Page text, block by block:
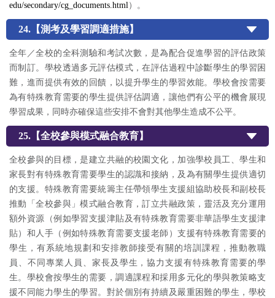
edu/secondary/cg_documents.html）。
24.【測考及學習調適措施】
全年／全校的全科測驗和考試次數，是為配合促進學習的評估政策
而制訂。學校透過多元評估模式，在評估過程中診斷學生的學習困
難，進而提供有效的回饋，以提升學生的學習效能。學校會按需要
為有特殊教育需要的學生提供評估調適，讓他們有公平的機會展現
學習成果，同時亦確保這些安排不會對其他學生造成不公平。
25.【全校參與模式融合教育】
全校參與的目標，是建立共融的校園文化，加強學校員工、學生和
家長對有特殊教育需要學生的認識和接納，及為有關學生提供適切
的支援。特殊教育需要統籌主任帶領學生支援組協助校長和副校長
推動「全校參與」模式融合教育，訂立共融政策，靈活及充分運用
額外資源（例如學習支援津貼及有特殊教育需要非華語學生支援津
貼）和人手（例如特殊教育需要支援老師）支援有特殊教育需要的
學生，有系統地規劃和安排教師接受有關的培訓課程，推動教職
員、不同專業人員、家長及學生，協力支援有特殊教育需要的學
生。學校會按學生的需要，調適課程和採用多元化的學與教策略支
援不同能力學生的學習。對於個別有持續及嚴重困難的學生，學校